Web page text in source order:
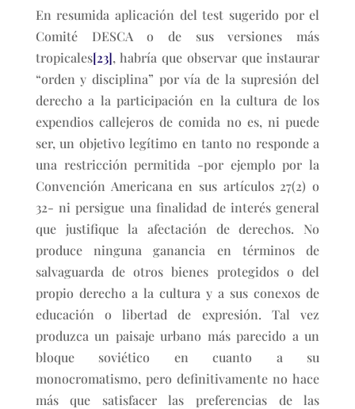
En resumida aplicación del test sugerido por el
Comité DESCA o de sus versiones más
tropicales[23], habría que observar que instaurar
“orden y disciplina” por vía de la supresión del
derecho a la participación en la cultura de los
expendios callejeros de comida no es, ni puede
ser, un objetivo legítimo en tanto no responde a
una restricción permitida -por ejemplo por la
Convención Americana en sus artículos 27(2) o
32- ni persigue una finalidad de interés general
que justifique la afectación de derechos. No
produce ninguna ganancia en términos de
salvaguarda de otros bienes protegidos o del
propio derecho a la cultura y a sus conexos de
educación o libertad de expresión. Tal vez
produzca un paisaje urbano más parecido a un
bloque soviético en cuanto a su
monocromatismo, pero definitivamente no hace
más que satisfacer las preferencias de las